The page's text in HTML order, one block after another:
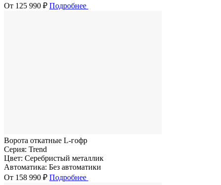
От 125 990 ₽ Подробнее
Ворота откатные L-гофр
Серия: Trend
Цвет: Серебристый металлик
Автоматика: Без автоматики
От 158 990 ₽ Подробнее